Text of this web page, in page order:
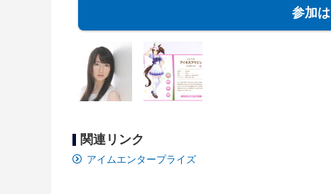
参加
関連リンク
アイムエンタープライズ